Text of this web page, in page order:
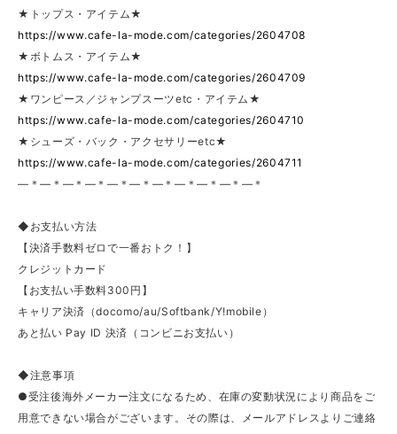
★トップス・アイテム★
https://www.cafe-la-mode.com/categories/2604708
★ボトムス・アイテム★
https://www.cafe-la-mode.com/categories/2604709
★ワンピース／ジャンプスーツetc・アイテム★
https://www.cafe-la-mode.com/categories/2604710
★シューズ・バック・アクセサリーetc★
https://www.cafe-la-mode.com/categories/2604711
—＊—＊—＊—＊—＊—＊—＊—＊—＊—＊—＊
◆お支払い方法
【決済手数料ゼロで一番おトク！】
クレジットカード
【お支払い手数料300円】
キャリア決済（docomo/au/Softbank/Y!mobile）
あと払い Pay ID 決済（コンビニお支払い）
◆注意事項
●受注後海外メーカー注文になるため、在庫の変動状況により商品をご
用意できない場合がございます。その際は、メールアドレスよりご連絡